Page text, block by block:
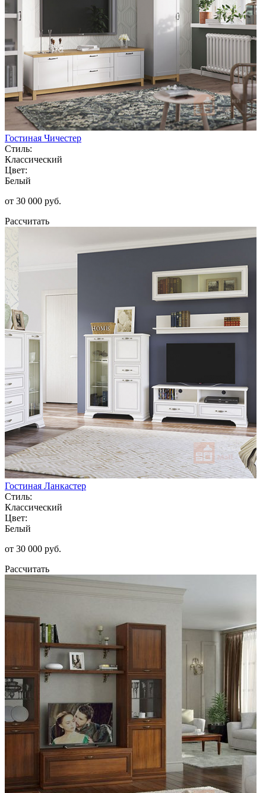
Гостиная Чичестер
Стиль:
Классический
Цвет:
Белый
от 30 000 руб.
Рассчитать
Гостиная Ланкастер
Стиль:
Классический
Цвет:
Белый
от 30 000 руб.
Рассчитать